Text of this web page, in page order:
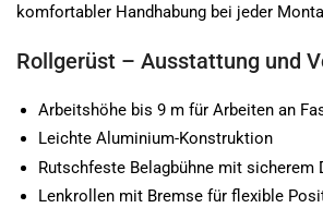
komfortabler Handhabung bei jeder
Rollgerüst – Ausstattung und
Arbeitshöhe bis 9 m für Arbeiten an
Leichte Aluminium-Konstruktion
Rutschfeste Belagbühne mit sicherem
Lenkrollen mit Bremse für flexible